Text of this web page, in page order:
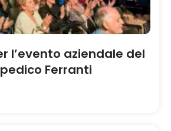
l’evento aziendale del
Ferranti